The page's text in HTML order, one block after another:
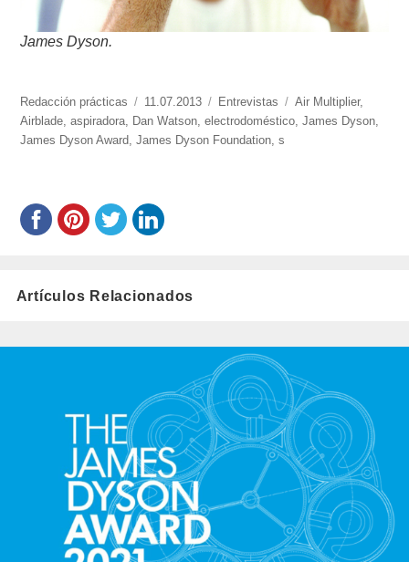
James Dyson.
https://www.experimenta.es/author/redaccion-
practicas/
Redacción prácticas
Publicado
el
11.07.2013 Categorías
Entrevistas Etiquetas
Air Multiplier,
Airblade,aspiradora, Dan Watson,electrodoméstico,James Dyson,
James Dyson Award,James Dyson Foundation,s
Artículos Relacionados